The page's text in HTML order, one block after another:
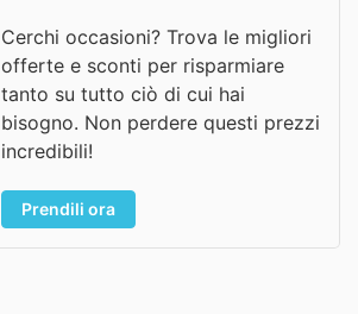
Cerchi occasioni? Trova le migliori
offerte e sconti per risparmiare
tanto su tutto ciò di cui hai
bisogno. Non perdere questi prezzi
incredibili!
Prendili ora